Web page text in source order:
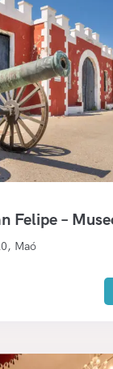
Felipe –
Maó